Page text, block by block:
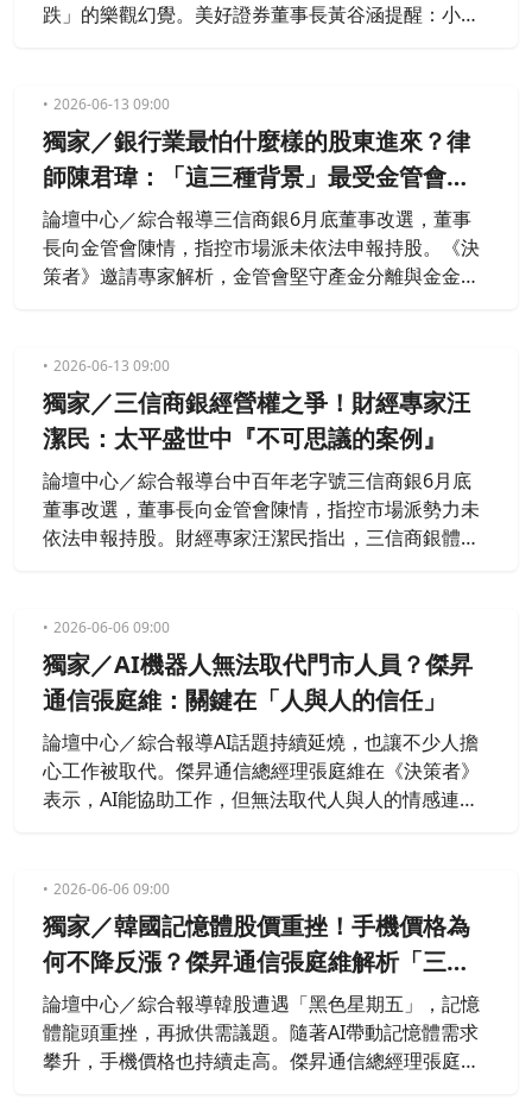
跌」的樂觀幻覺。美好證券董事長黃谷涵提醒：小心
靠時間複利而非短線運氣。他更將公司更名為「美好
證券」，實踐金融向善，讓資本服務社會，形成正向
循環。
2026-06-13 09:00
獨家／銀行業最怕什麼樣的股東進來？律
師陳君瑋：「這三種背景」最受金管會關
注！.
論壇中心／綜合報導三信商銀6月底董事改選，董事
長向金管會陳情，指控市場派未依法申報持股。《決
策者》邀請專家解析，金管會堅守產金分離與金金分
真正關鍵不在席次數字，而在股東實質背景。
2026-06-13 09:00
獨家／三信商銀經營權之爭！財經專家汪
潔民：太平盛世中『不可思議的案例』
論壇中心／綜合報導台中百年老字號三信商銀6月底
董事改選，董事長向金管會陳情，指控市場派勢力未
依法申報持股。財經專家汪潔民指出，三信商銀體質
例」。
2026-06-06 09:00
獨家／AI機器人無法取代門市人員？傑昇
通信張庭維：關鍵在「人與人的信任」
論壇中心／綜合報導AI話題持續延燒，也讓不少人擔
心工作被取代。傑昇通信總經理張庭維在《決策者》
表示，AI能協助工作，但無法取代人與人的情感連
長大的他，也分享父母創業故事與門市趣聞，帶您回
顧台灣通訊產業演變趨勢。
2026-06-06 09:00
獨家／韓國記憶體股價重挫！手機價格為
何不降反漲？傑昇通信張庭維解析「三大
關鍵」
論壇中心／綜合報導韓股遭遇「黑色星期五」，記憶
體龍頭重挫，再掀供需議題。隨著AI帶動記憶體需求
攀升，手機價格也持續走高。傑昇通信總經理張庭維